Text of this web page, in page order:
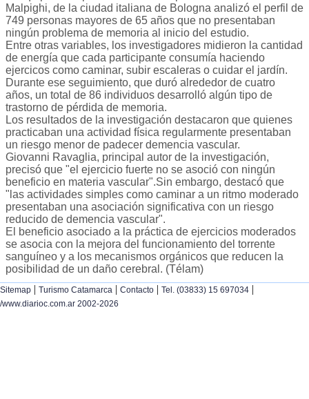
Malpighi, de la ciudad italiana de Bologna analizó el perfil de
749 personas mayores de 65 años que no presentaban
ningún problema de memoria al inicio del estudio.
Entre otras variables, los investigadores midieron la cantidad
de energía que cada participante consumía haciendo
ejercicos como caminar, subir escaleras o cuidar el jardín.
Durante ese seguimiento, que duró alrededor de cuatro
años, un total de 86 individuos desarrolló algún tipo de
trastorno de pérdida de memoria.
Los resultados de la investigación destacaron que quienes
practicaban una actividad física regularmente presentaban
un riesgo menor de padecer demencia vascular.
Giovanni Ravaglia, principal autor de la investigación,
precisó que "el ejercicio fuerte no se asoció con ningún
beneficio en materia vascular".Sin embargo, destacó que
"las actividades simples como caminar a un ritmo moderado
presentaban una asociación significativa con un riesgo
reducido de demencia vascular".
El beneficio asociado a la práctica de ejercicios moderados
se asocia con la mejora del funcionamiento del torrente
sanguíneo y a los mecanismos orgánicos que reducen la
posibilidad de un daño cerebral. (Télam)
Sitemap | Turismo Catamarca | Contacto | Tel. (03833) 15 697034 |
/www.diarioc.com.ar 2002-2026